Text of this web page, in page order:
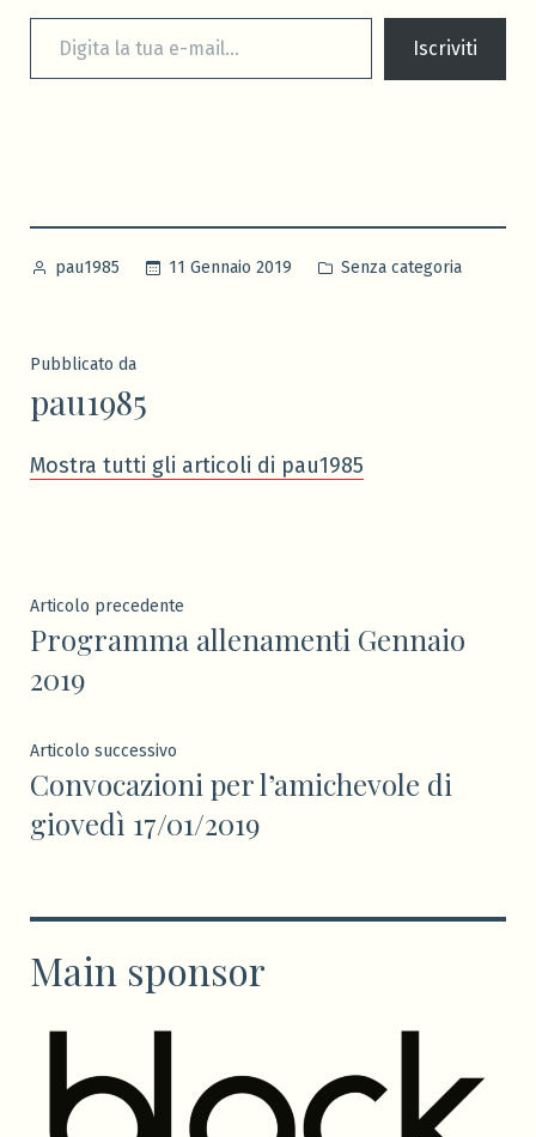
Digita la tua e-mail...
Iscriviti
Pubblicato
pau1985 11 Gennaio 2019
Pubblicato
Senza categoria
Pubblicato da
pau1985
Mostra tutti gli articoli di pau1985
Navigazione
articoli
Articolo precedente
precedente:
Programma allenamenti Gennaio
2019
Articolo successivo
successivo:
Convocazioni per l’amichevole di
giovedì 17/01/2019
Main sponsor